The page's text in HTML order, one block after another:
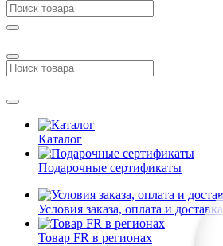
Каталог
Подарочные сертификаты
Условия заказа, оплата и доставка
Товар FR в регионах